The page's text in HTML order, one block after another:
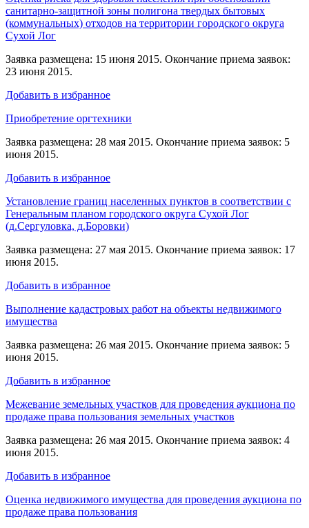
санитарно-защитной зоны полигона твердых бытовых
(коммунальных) отходов на территории городского округа
Сухой Лог
Заявка размещена: 15 июня 2015. Окончание приема заявок:
23 июня 2015.
Добавить в избранное
Приобретение оргтехники
Заявка размещена: 28 мая 2015. Окончание приема заявок: 5
июня 2015.
Добавить в избранное
Установление границ населенных пунктов в соответствии с
Генеральным планом городского округа Сухой Лог
(д.Сергуловка, д.Боровки)
Заявка размещена: 27 мая 2015. Окончание приема заявок: 17
июня 2015.
Добавить в избранное
Выполнение кадастровых работ на объекты недвижимого
имущества
Заявка размещена: 26 мая 2015. Окончание приема заявок: 5
июня 2015.
Добавить в избранное
Межевание земельных участков для проведения аукциона по
продаже права пользования земельных участков
Заявка размещена: 26 мая 2015. Окончание приема заявок: 4
июня 2015.
Добавить в избранное
Оценка недвижимого имущества для проведения аукциона по
продаже права пользования